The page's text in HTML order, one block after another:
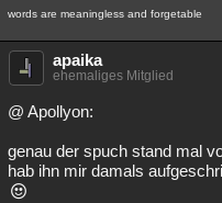
words are meaningless and forgetable
apaika
ehemaliges Mitglied
@ Apollyon:
genau der spuch stand mal
hab ihn mir damals